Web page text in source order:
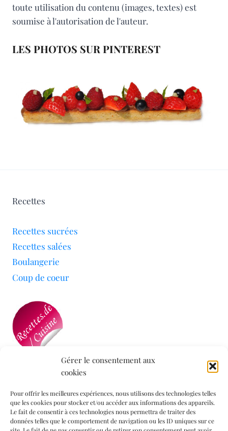
Gérer le consentement aux
cookies
Pour offrir les meilleures expériences, nous utilisons des technologies telles
que les cookies pour stocker et/ou accéder aux informations des appareils.
Le fait de consentir à ces technologies nous permettra de traiter des
données telles que le comportement de navigation ou les ID uniques sur ce
toute utilisation du contenu (images, textes) est
soumise à l'autorisation de l'auteur.
LES PHOTOS SUR PINTEREST
Recettes
Recettes sucrées
Recettes salées
Boulangerie
Coup de coeur
Mon blog a été sélectionné par le site
Informations légales